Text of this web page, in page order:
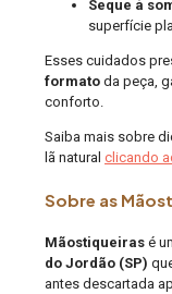
Seque à
superfície
Esses cuidados
formato da peça,
conforto.
Saiba mais sobre
lã natural clicando
Sobre as
Mãostiqueiras é
do Jordão (SP)
antes descartada